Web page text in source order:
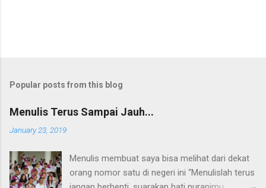
Popular posts from this blog
Menulis Terus Sampai Jauh...
January 23, 2019
Menulis membuat saya bisa melihat dari dekat
orang nomor satu di negeri ini “Menulislah terus